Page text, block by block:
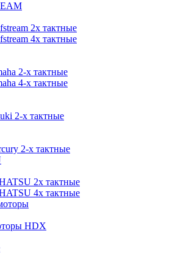
2х тактные
4х тактные
2-х тактные
4-х тактные
2-х тактные
2-х тактные
2х тактные
4х тактные
HDX